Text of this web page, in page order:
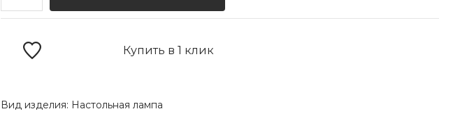
Купить в 1 клик
Вид изделия: Настольная лампа